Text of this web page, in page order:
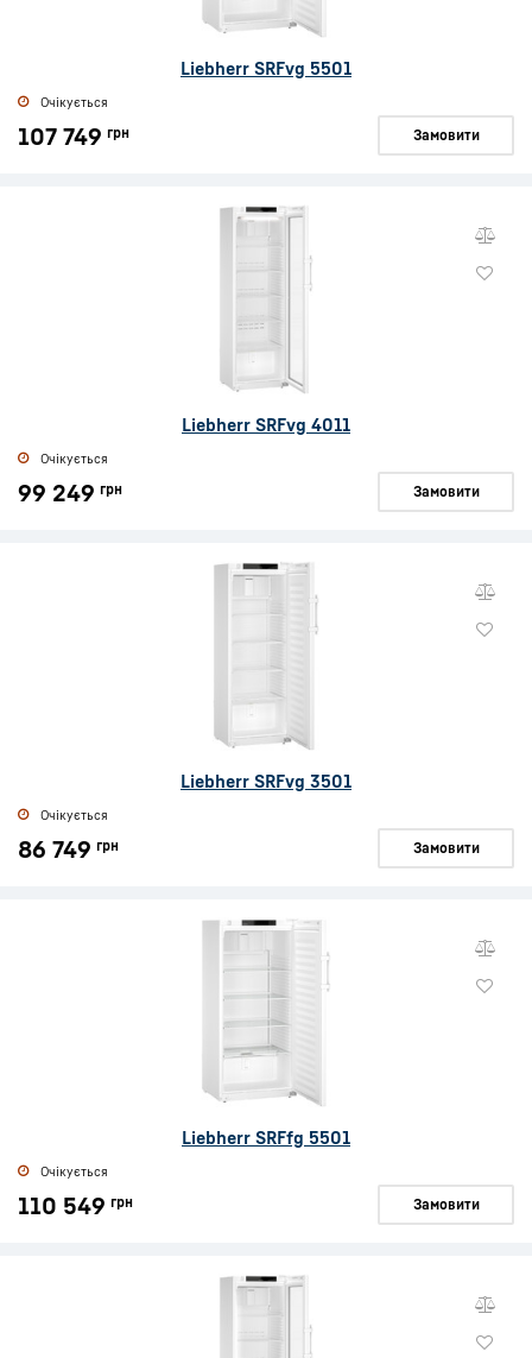
Liebherr SRFvg 5501
Очікується
107 749 грн Замовити
Liebherr SRFvg 4011
Очікується
99 249 грн Замовити
Liebherr SRFvg 3501
Очікується
86 749 грн Замовити
Liebherr SRFfg 5501
Очікується
110 549 грн Замовити